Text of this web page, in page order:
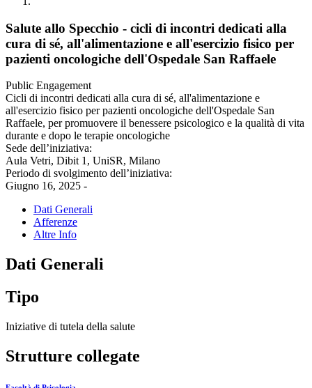
Salute allo Specchio - cicli di incontri dedicati alla
cura di sé, all'alimentazione e all'esercizio fisico per
pazienti oncologiche dell'Ospedale San Raffaele
Public Engagement
Cicli di incontri dedicati alla cura di sé, all'alimentazione e
all'esercizio fisico per pazienti oncologiche dell'Ospedale San
Raffaele, per promuovere il benessere psicologico e la qualità di vita
durante e dopo le terapie oncologiche
Sede dell’iniziativa:
Aula Vetri, Dibit 1, UniSR, Milano
Periodo di svolgimento dell’iniziativa:
Giugno 16, 2025 -
Dati Generali
Afferenze
Altre Info
Dati Generali
Tipo
Iniziative di tutela della salute
Strutture collegate